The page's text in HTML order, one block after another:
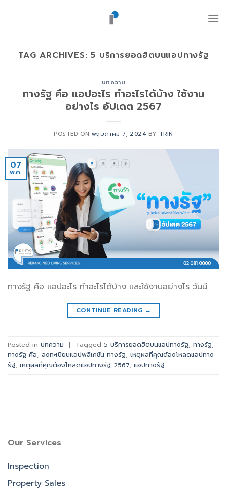
TAG ARCHIVES:5 บริการยอดฮิตบนแอปทางรัฐ
บทความ
ทางรัฐ คือ แอปอะไร ทำอะไรได้บ้าง ใช้งาน
อย่างไร อัปเดต 2567
POSTED ON พฤษภาคม 7, 2024 BY TRIN
07
พ.ค.
ทางรัฐ คือ แอปอะไร ทำอะไรได้บ้าง และใช้งานอย่างไร วันนี.
CONTINUE READING →
Posted in บทความ | Tagged 5 บริการยอดฮิตบนแอปทางรัฐ, ทางรัฐ,
ทางรัฐ คือ, ลงทะเบียนแอปพลิเคชัน ทางรัฐ, เหตุผลที่คุณต้องโหลดแอปทาง
รัฐ, เหตุผลที่คุณต้องโหลดแอปทางรัฐ 2567, แอปทางรัฐ
Our Services
Inspection
Property Sales